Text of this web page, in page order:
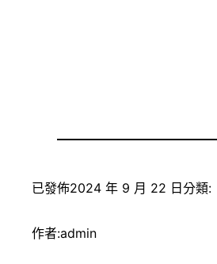
已發佈2024 年 9 月 22 日 分類:
作者:admin